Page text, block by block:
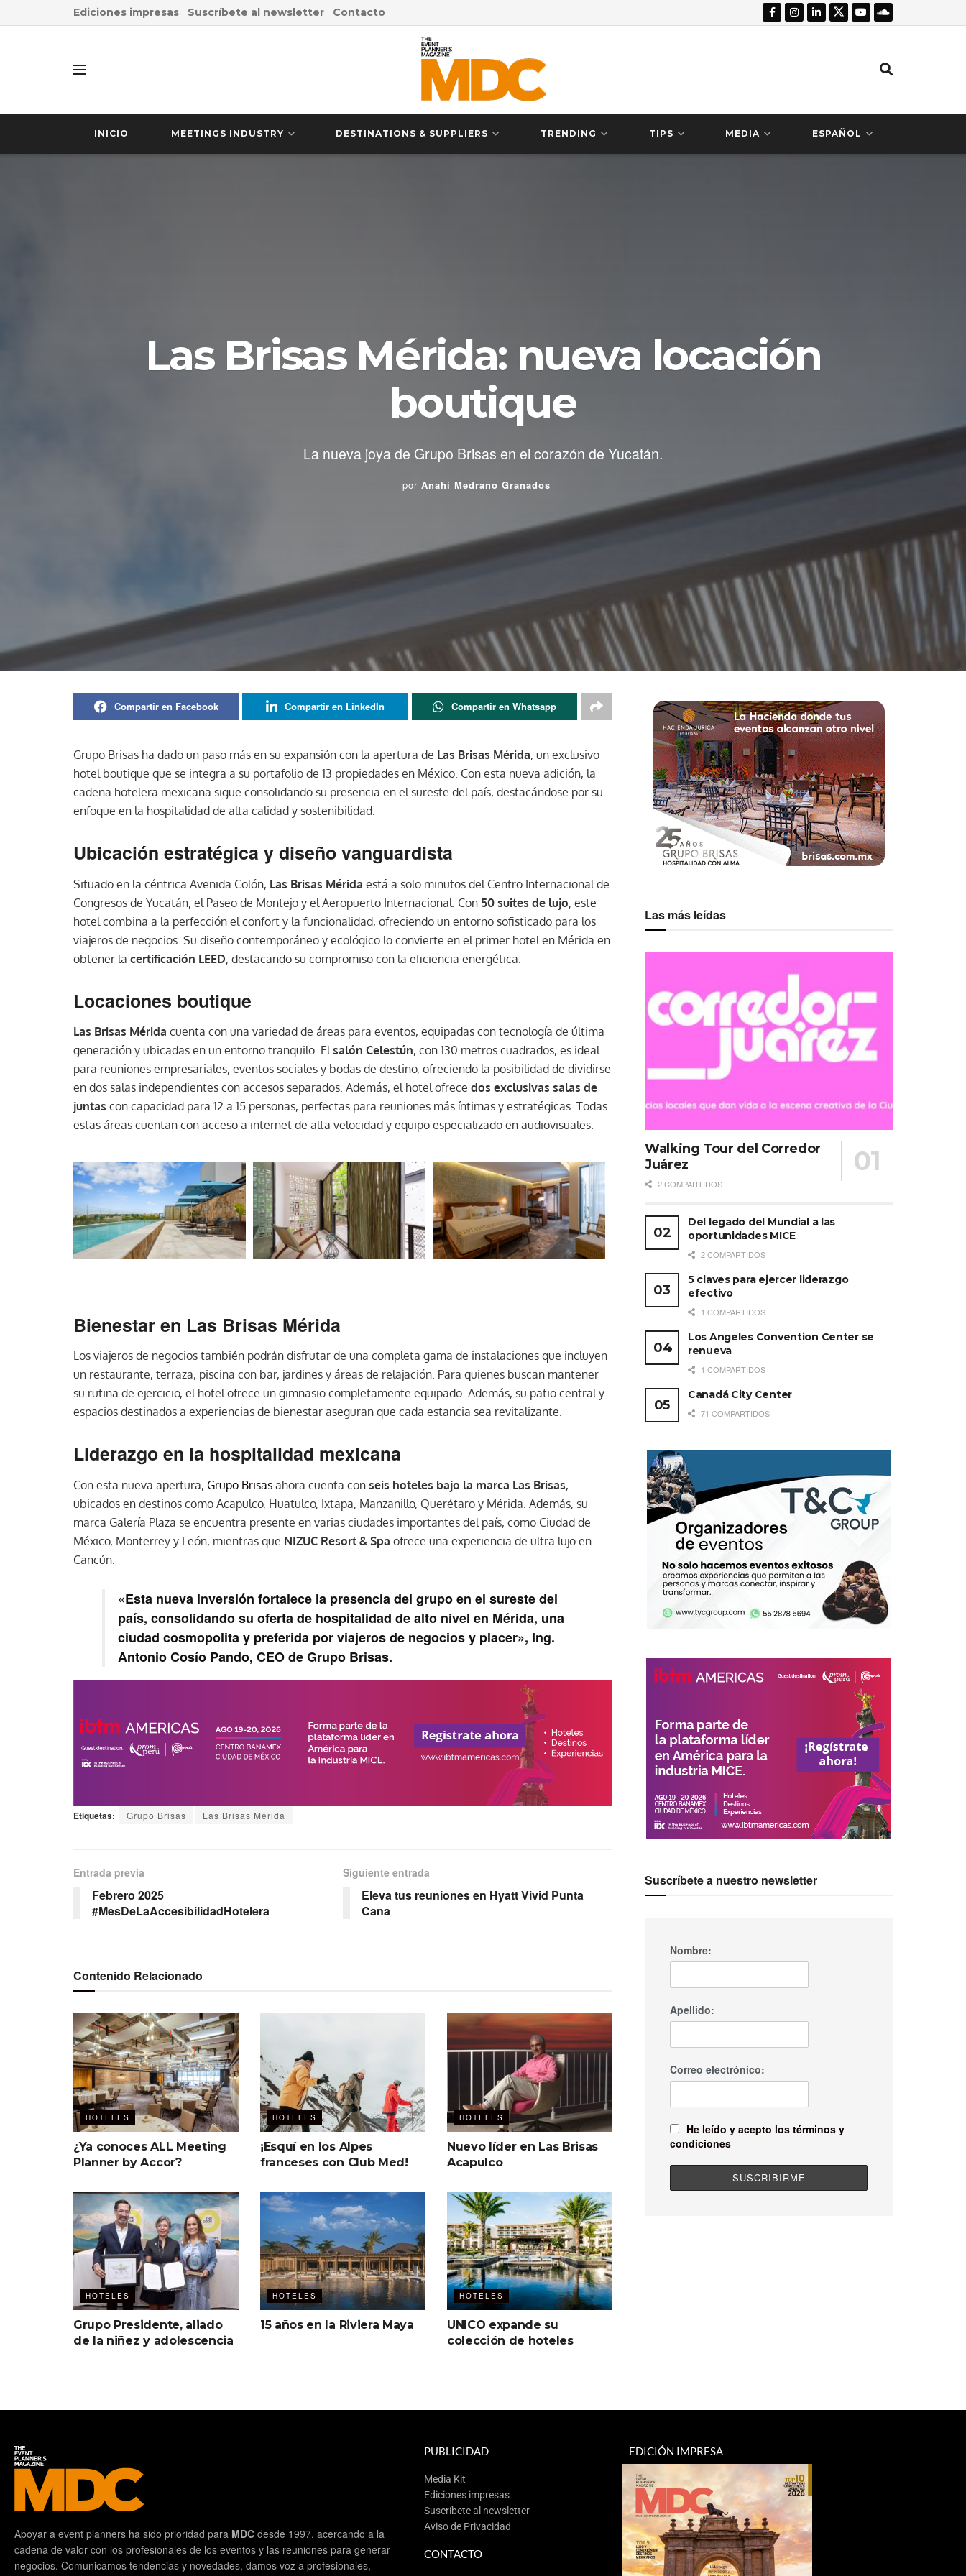
Ediciones impresas Suscríbete al newsletter Contacto
INICIO MEETINGS INDUSTRY DESTINATIONS & SUPPLIERS TRENDING TIPS MEDIA ESPAÑOL
Las Brisas Mérida: nueva locación
boutique
La nueva joya de Grupo Brisas en el corazón de Yucatán.
por Anahí Medrano Granados
Compartir en Facebook Compartir en LinkedIn Compartir en Whatsapp
Grupo Brisas ha dado un paso más en su expansión con la apertura de Las Brisas Mérida, un exclusivo
hotel boutique que se integra a su portafolio de 13 propiedades en México. Con esta nueva adición, la
cadena hotelera mexicana sigue consolidando su presencia en el sureste del país, destacándose por su
enfoque en la hospitalidad de alta calidad y sostenibilidad.
Ubicación estratégica y diseño vanguardista
Situado en la céntrica Avenida Colón, Las Brisas Mérida está a solo minutos del Centro Internacional de
Congresos de Yucatán, el Paseo de Montejo y el Aeropuerto Internacional. Con 50 suites de lujo, este
hotel combina a la perfección el confort y la funcionalidad, ofreciendo un entorno sofisticado para los
viajeros de negocios. Su diseño contemporáneo y ecológico lo convierte en el primer hotel en Mérida en
obtener la certificación LEED, destacando su compromiso con la eficiencia energética.
Locaciones boutique
Las Brisas Mérida cuenta con una variedad de áreas para eventos, equipadas con tecnología de última
generación y ubicadas en un entorno tranquilo. Elsalón Celestún, con 130 metros cuadrados, es ideal
para reuniones empresariales, eventos sociales y bodas de destino, ofreciendo la posibilidad de dividirse
en dos salas independientes con accesos separados. Además, el hotel ofrece dos exclusivas salas de
juntas con capacidad para 12 a 15 personas, perfectas para reuniones más íntimas y estratégicas. Todas
estas áreas cuentan con acceso a internet de alta velocidad y equipo especializado en audiovisuales.
Bienestar en Las Brisas Mérida
Los viajeros de negocios también podrán disfrutar de una completa gama de instalaciones que incluyen
un restaurante, terraza, piscina con bar, jardines y áreas de relajación. Para quienes buscan mantener
su rutina de ejercicio, el hotel ofrece un gimnasio completamente equipado. Además, su patio central y
espacios destinados a experiencias de bienestar aseguran que cada estancia sea revitalizante.
Liderazgo en la hospitalidad mexicana
Con esta nueva apertura, Grupo Brisas ahora cuenta con seis hoteles bajo la marca Las Brisas,
ubicados en destinos como Acapulco, Huatulco, Ixtapa, Manzanillo, Querétaro y Mérida. Además, su
marca Galería Plaza se encuentra presente en varias ciudades importantes del país, como Ciudad de
México, Monterrey y León, mientras que NIZUC Resort & Spa ofrece una experiencia de ultra lujo en
Cancún.
«Esta nueva inversión fortalece la presencia del grupo en el sureste del
país, consolidando su oferta de hospitalidad de alto nivel en Mérida, una
ciudad cosmopolita y preferida por viajeros de negocios y placer», Ing.
Antonio Cosío Pando, CEO de Grupo Brisas.
Etiquetas: Grupo Brisas Las Brisas Mérida
Entrada previa
Febrero 2025
#MesDeLaAccesibilidadHotelera
Siguiente entrada
Eleva tus reuniones en Hyatt Vivid Punta
Cana
Contenido Relacionado
HOTELES
¿Ya conoces ALL Meeting
Planner by Accor?
HOTELES
¡Esquí en los Alpes
franceses con Club Med!
HOTELES
Nuevo líder en Las Brisas
Acapulco
HOTELES
Grupo Presidente, aliado
de la niñez y adolescencia
HOTELES
15 años en la Riviera Maya
HOTELES
UNICO expande su
colección de hoteles
Las más leídas
Walking Tour del Corredor
Juárez
2 COMPARTIDOS
Del legado del Mundial a las
oportunidades MICE
2 COMPARTIDOS
5 claves para ejercer liderazgo
efectivo
1 COMPARTIDOS
Los Angeles Convention Center se
renueva
1 COMPARTIDOS
Canadá City Center
71 COMPARTIDOS
Suscríbete a nuestro newsletter
Nombre:
Apellido:
Correo electrónico:
He leído y acepto los términos y
condiciones
Apoyar a event planners ha sido prioridad para MDC desde 1997, acercando a la
cadena de valor con los profesionales de los eventos y las reuniones para generar
negocios. Comunicamos tendencias y novedades, damos voz a profesionales,
PUBLICIDAD
Media Kit
Ediciones impresas
Suscríbete al newsletter
Aviso de Privacidad
CONTACTO
EDICIÓN IMPRESA